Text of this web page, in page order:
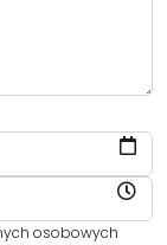
osobowych